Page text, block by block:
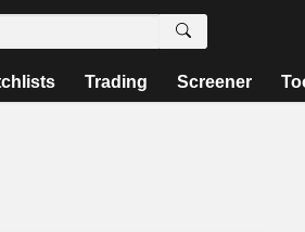
Trading Screener